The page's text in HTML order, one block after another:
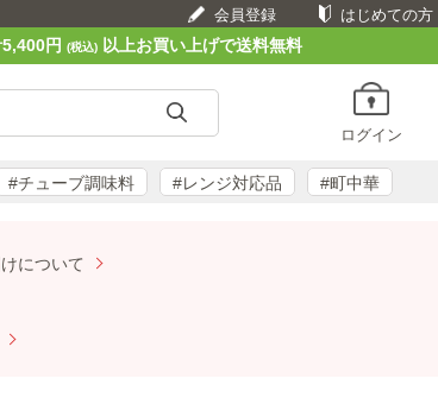
会員登録 はじめての方
円 (税込)以上お買い上げで送料無料
ログイン
#チューブ調味料 #レンジ対応品 #町中華
について